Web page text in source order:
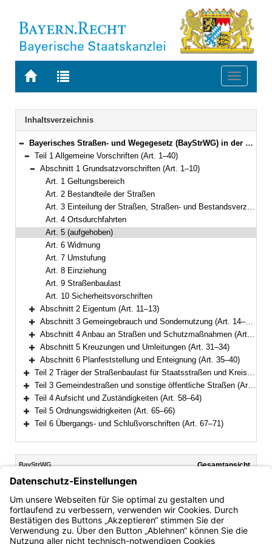
Zur
BAYERN.RECHT
Zur
letzten
Suche
Toggle
Navigation
Inhaltsverzeichnis
Bereich reduzieren
Bayerisches Straßen- und Wegegesetz (BayStrWG) in der Fassung der Bekanntmachung vom 5. Oktober 1981 (BayRS V S. 731) BayRS 91-1-B (Art. 1–71)
Bereich reduzieren
Teil 1 Allgemeine Vorschriften (Art. 1–40)
Bereich reduzieren
Abschnitt 1 Grundsatzvorschriften (Art. 1–10)
Art. 1 Geltungsbereich
Art. 2 Bestandteile der Straßen
Art. 3 Einteilung der Straßen, Straßen- und Bestandsverzeichnisse
Art. 4 Ortsdurchfahrten
Art. 5 (aufgehoben)
Art. 6 Widmung
Art. 7 Umstufung
Art. 8 Einziehung
Art. 9 Straßenbaulast
Art. 10 Sicherheitsvorschriften
Bereich erweitern
Abschnitt 2 Eigentum (Art. 11–13)
Bereich erweitern
Abschnitt 3 Gemeingebrauch und Sondernutzung (Art. 14–22a)
Bereich erweitern
Abschnitt 4 Anbau an Straßen und Schutzmaßnahmen (Art. 23–30)
Bereich erweitern
Abschnitt 5 Kreuzungen und Umleitungen (Art. 31–34)
Bereich erweitern
Abschnitt 6 Planfeststellung und Enteignung (Art. 35–40)
Bereich erweitern
Teil 2 Träger der Straßenbaulast für Staatsstraßen und Kreisstraßen (Art. 41–45)
Bereich erweitern
Teil 3 Gemeindestraßen und sonstige öffentliche Straßen (Art. 46–57)
Bereich erweitern
Teil 4 Aufsicht und Zuständigkeiten (Art. 58–64)
Bereich erweitern
Teil 5 Ordnungswidrigkeiten (Art. 65–66)
Teil 6 Übergangs- und Schlußvorschriften (Art. 67–71)
Inhalt
BayStrWG
Fassung: 05.10.1981
Gesamtansicht
Art. 5 (aufgehoben)